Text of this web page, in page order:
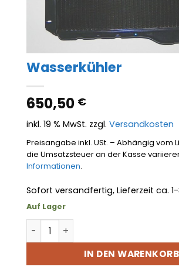
Wasserkühler
650,50 €
inkl. 19 % MwSt. zzgl. Versandkosten
Preisangabe inkl. USt. – Abhängig vom
die Umsatzsteuer an der Kasse
Informationen.
Sofort versandfertig, Lieferzeit ca.
Auf Lager
Wasserkühler Menge
IN DEN WARENKORB